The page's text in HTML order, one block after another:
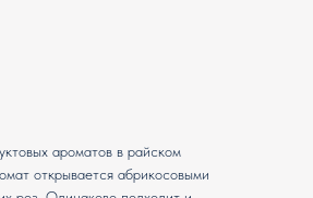
ароматов в райском
открывается абрикосовыми